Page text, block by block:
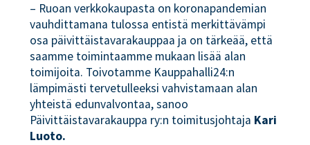
– Ruoan verkkokaupasta on koronapandemian
vauhdittamana tulossa entistä merkittävämpi
osa päivittäistavarakauppaa ja on tärkeää, että
saamme toimintaamme mukaan lisää alan
toimijoita. Toivotamme Kauppahalli24:n
lämpimästi tervetulleeksi vahvistamaan alan
yhteistä edunvalvontaa, sanoo
Päivittäistavarakauppa ry:n toimitusjohtaja Kari
Luoto.